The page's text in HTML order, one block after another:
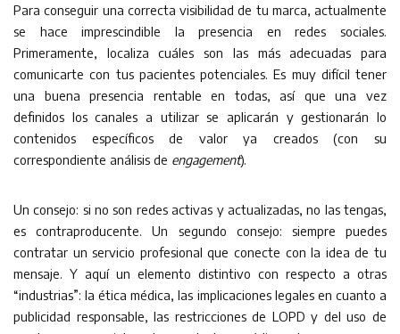
Para conseguir una correcta visibilidad de tu marca, actualmente
se hace imprescindible la presencia en redes sociales.
Primeramente, localiza cuáles son las más adecuadas para
comunicarte con tus pacientes potenciales. Es muy difícil tener
una buena presencia rentable en todas, así que una vez
definidos los canales a utilizar se aplicarán y gestionarán lo
contenidos específicos de valor ya creados (con su
correspondiente análisis de engagement).
Un consejo: si no son redes activas y actualizadas, no las tengas,
es contraproducente. Un segundo consejo: siempre puedes
contratar un servicio profesional que conecte con la idea de tu
mensaje. Y aquí un elemento distintivo con respecto a otras
“industrias”: la ética médica, las implicaciones legales en cuanto a
publicidad responsable, las restricciones de LOPD y del uso de